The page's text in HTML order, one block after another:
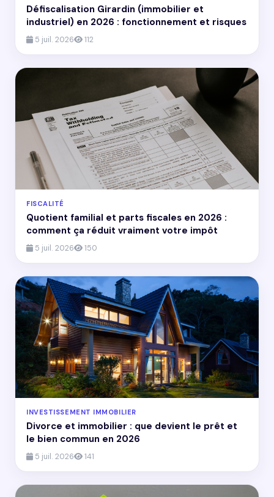
Défiscalisation Girardin (immobilier et
industriel) en 2026 : fonctionnement et risques
5 juil. 2026 112
FISCALITÉ
Quotient familial et parts fiscales en 2026 :
comment ça réduit vraiment votre impôt
5 juil. 2026 150
INVESTISSEMENT IMMOBILIER
Divorce et immobilier : que devient le prêt et
le bien commun en 2026
5 juil. 2026 141